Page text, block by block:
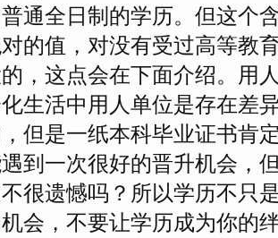
通全日制的学历。但这个
的值，对没有受过高等教
，这点会在下面介绍。用
生活中用人单位是存在差
但是一纸本科毕业证书肯
到一次很好的晋升机会，
很遗憾吗？所以学历不只
会，不要让学历成为你的